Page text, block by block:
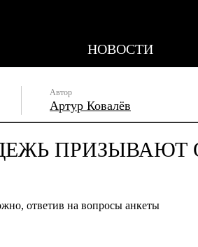
НОВОСТИ
Автор
Артур Ковалёв
ПРИЗЫВАЮТ
ответив на вопросы анкеты